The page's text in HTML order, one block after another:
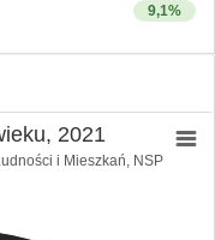
9,1%
2021
i Mieszkań, NSP